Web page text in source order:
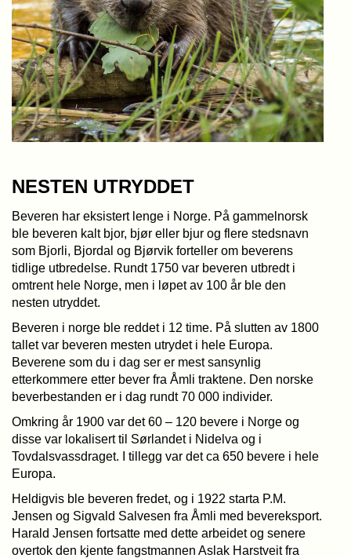
NESTEN UTRYDDET
Beveren har eksistert lenge i Norge. På gammelnorsk
ble beveren kalt bjor, bjør eller bjur og flere stedsnavn
som Bjorli, Bjordal og Bjørvik forteller om beverens
tidlige utbredelse. Rundt 1750 var beveren utbredt i
omtrent hele Norge, men i løpet av 100 år ble den
nesten utryddet.
Beveren i norge ble reddet i 12 time. På slutten av 1800
tallet var beveren mesten utrydet i hele Europa.
Beverene som du i dag ser er mest sansynlig
etterkommere etter bever fra Åmli traktene. Den norske
beverbestanden er i dag rundt 70 000 individer.
Omkring år 1900 var det 60 – 120 bevere i Norge og
disse var lokalisert til Sørlandet i Nidelva og i
Tovdalsvassdraget. I tillegg var det ca 650 bevere i hele
Europa.
Heldigvis ble beveren fredet, og i 1922 starta P.M.
Jensen og Sigvald Salvesen fra Åmli med bevereksport.
Harald Jensen fortsatte med dette arbeidet og senere
overtok den kjente fangstmannen Aslak Harstveit fra